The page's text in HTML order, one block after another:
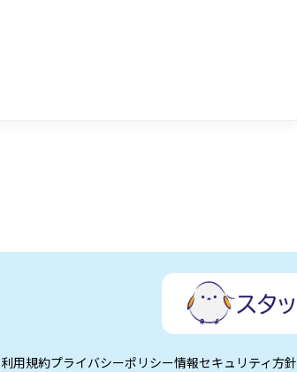
利用規約プライバシーポリシー情報セキュリティ方針